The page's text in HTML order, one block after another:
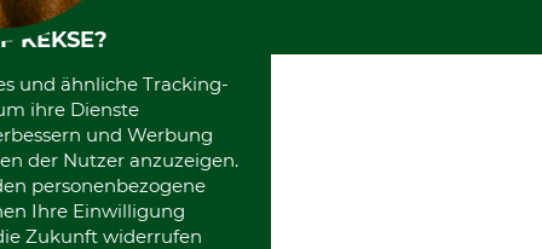
KEKSE?
und ähnliche Tracking-
ihre Dienste
und Werbung
der Nutzer anzuzeigen.
personenbezogene
Ihre Einwilligung
Zukunft widerrufen